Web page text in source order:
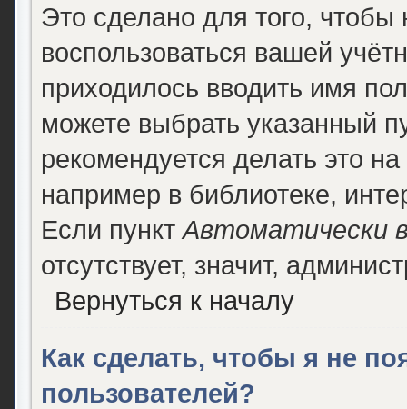
Это сделано для того, чтобы
воспользоваться вашей
приходилось вводить имя
можете выбрать указанный
рекомендуется делать это
например в библиотеке,
Если пункт Автоматически
отсутствует, значит,
Вернуться к началу
Как сделать, чтобы я не
пользователей?